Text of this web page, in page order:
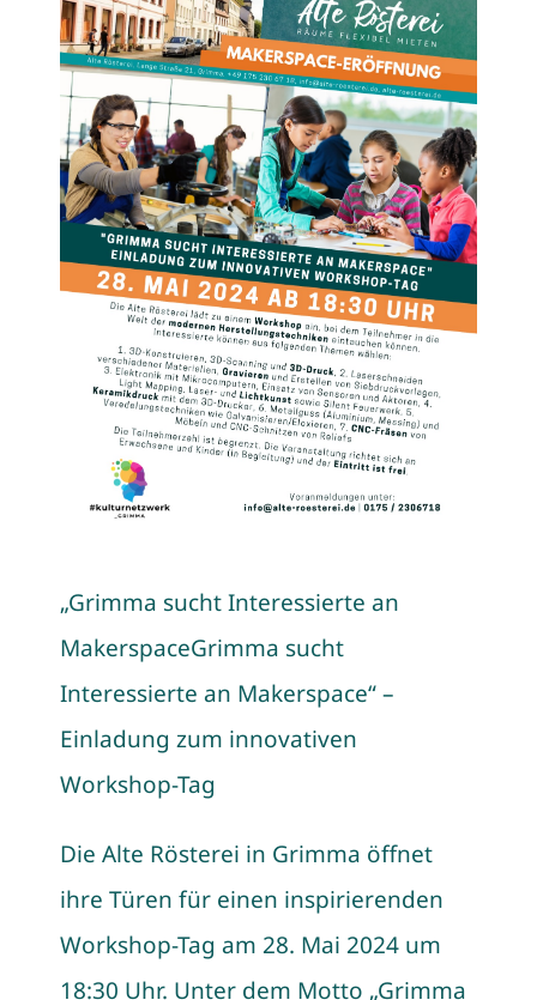
„Grimma sucht Interessierte an
MakerspaceGrimma sucht
Interessierte an Makerspace“ –
Einladung zum innovativen
Workshop-Tag
Die Alte Rösterei in Grimma öffnet
ihre Türen für einen inspirierenden
Workshop-Tag am 28. Mai 2024 um
18:30 Uhr. Unter dem Motto „Grimma